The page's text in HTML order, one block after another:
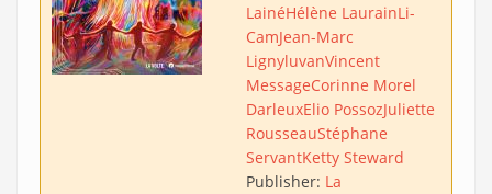
LainéHélène LaurainLi-
CamJean-Marc
LignyluvanVincent
MessageCorinne Morel
DarleuxElio PossozJuliette
RousseauStéphane
ServantKetty Steward
Publisher: La